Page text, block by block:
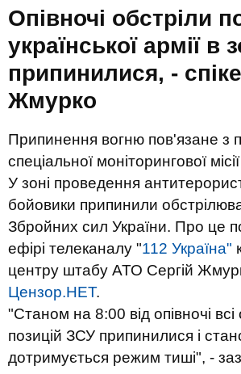
Опівночі обстріли
української армії в
припинилися, -
Жмурко
Припинення вогню пов'язане з
спеціальної моніторингової
У зоні проведення
бойовики припинили
Збройних сил України. Про це
ефірі телеканалу "112 Україна"
центру штабу АТО Сергій
Цензор.НЕТ.
"Станом на 8:00 від опівночі всі
позицій ЗСУ припинилися і
дотримується режим тиші", -